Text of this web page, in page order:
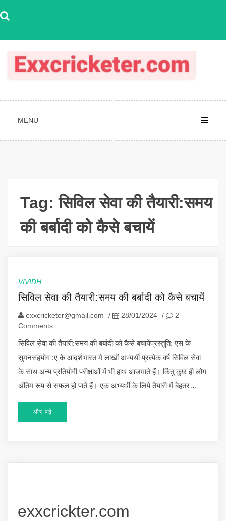
to
MENU
Tag:सिविल सेवा की तैयारी:समय
की बर्बादी को कैसे बचायें
VIVIDH
सिविल सेवा की तैयारी:समय की बर्बादी को कैसे बचायें
exxcricketer@gmail.com / 28/01/2024 /
2
Comments
सिविल सेवा की तैयारी:समय की बर्बादी को कैसे बचायेंप्रस्तुति: एस के
सुमनसहयोग :ए के आदर्शभारत मे लाखों अभ्यर्थी प्रत्येक वर्ष सिविल सेवा
के साथ अन्य प्रतियोगी परीक्षाओं में भी हाथ आजमाते हैं। किंतु कुछ ही लोग
अंतिम रूप से सफल हो पाते हैं। एक अभ्यर्थी के लिये तैयारी में बेहतर…
और पढ़ें
exxcrickter.com